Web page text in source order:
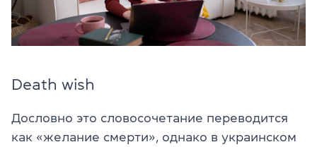
Death wish
Дословно это словосочетание переводится
как «желание смерти», однако в украинском